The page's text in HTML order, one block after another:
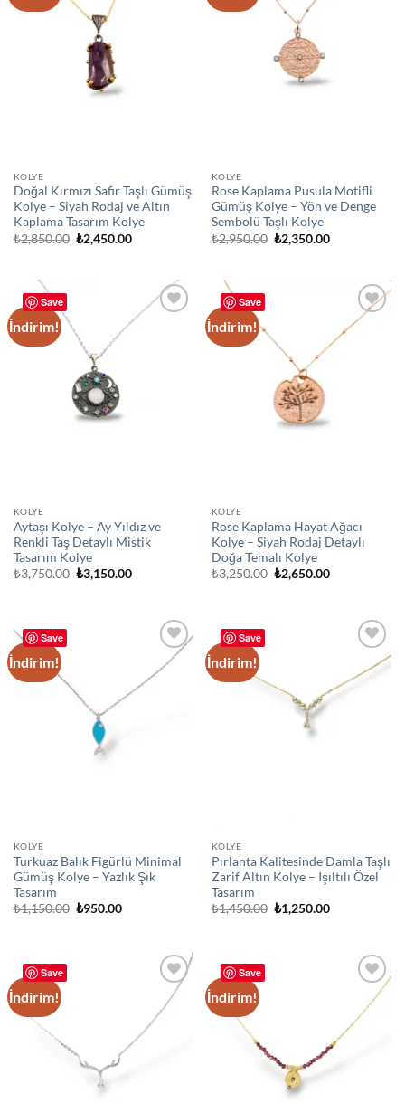
KOLYE
Doğal Kırmızı Safir Taşlı Gümüş
Kolye – Siyah Rodaj ve Altın
Kaplama Tasarım Kolye
₺2,850.00 Orijinal
fiyat:
₺2,450.00Şu
KOLYE
Rose Kaplama Pusula Motifli
Gümüş Kolye – Yön ve Denge
Sembolü Taşlı Kolye
₺2,950.00 Orijinal
fiyat:
₺2,350.00Şu
Save
İndirim!
KOLYE
Aytaşı Kolye – Ay Yıldız ve
Renkli Taş Detaylı Mistik
Tasarım Kolye
₺3,750.00 Orijinal
fiyat:
₺3,150.00Şu
Save
İndirim!
Add to
KOLYE
Rose Kaplama Hayat Ağacı
Kolye – Siyah Rodaj Detaylı
Doğa Temalı Kolye
₺3,250.00 Orijinal
fiyat:
₺2,650.00Şu
Save
İndirim!
Add to
wishlist
KOLYE
Turkuaz Balık Figürlü Minimal
Gümüş Kolye – Yazlık Şık
Tasarım
₺1,150.00 Orijinal
₺950.00Şu
Save
İndirim!
Add to
wishlist
KOLYE
Pırlanta Kalitesinde Damla Taşlı
Zarif Altın Kolye – Işıltılı Özel
Tasarım
₺1,450.00 Orijinal
fiyat:
₺1,250.00Şu
Save
İndirim!
Add to
wishlist
Save
İndirim!
Add to
wishlist